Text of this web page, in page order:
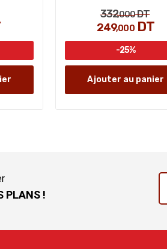
332,000DT
249,000DT
-25%
Ajouter au panier
PLANS !